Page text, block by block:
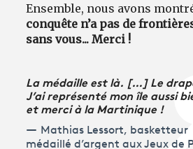
Ensemble, nous avons
conquête n’a pas de
sans vous... Merci !
La médaille est là. […] Le
J’ai représenté mon île aussi
et merci à la Martinique !
Mathias Lessort, basketteur
médaillé d’argent aux Jeux de